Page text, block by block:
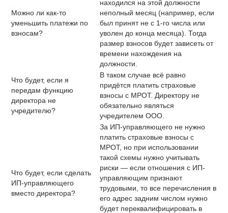
Можно ли как-то
уменьшить платежи по
взносам?
находился на этой должности
неполный месяц (например, если
был принят не с 1-го числа или
уволен до конца месяца). Тогда
размер взносов будет зависеть от
времени нахождения на
должности.
Что будет, если я
передам функцию
директора не
учредителю?
В таком случае всё равно
придётся платить страховые
взносы с МРОТ. Директору не
обязательно являться
учредителем ООО.
Что будет, если сделать
ИП-управляющего
вместо директора?
За ИП-управляющего не нужно
платить страховые взносы с
МРОТ, но при использовании
такой схемы нужно учитывать
риски — если отношения с ИП-
управляющим признают
трудовыми, то все перечисления в
его адрес задним числом нужно
будет переквалифицировать в